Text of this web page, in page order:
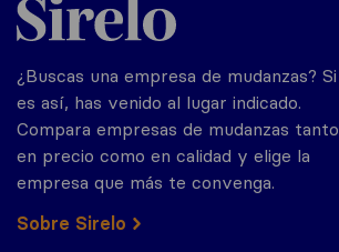
¿Buscas una empresa de mudanzas? Si
es así, has venido al lugar indicado.
Compara empresas de mudanzas tanto
en precio como en calidad y elige la
empresa que más te convenga.
Sobre Sirelo